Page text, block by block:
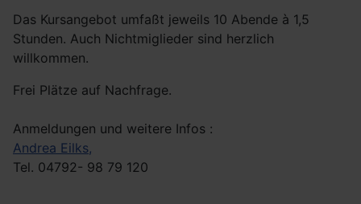
Das Kursangebot umfaßt jeweils 10 Abende à 1,5
Stunden. Auch Nichtmiglieder sind herzlich
willkommen.
Frei Plätze auf Nachfrage.
Anmeldungen und weitere Infos :
Andrea Eilks,
Tel. 04792- 98 79 120